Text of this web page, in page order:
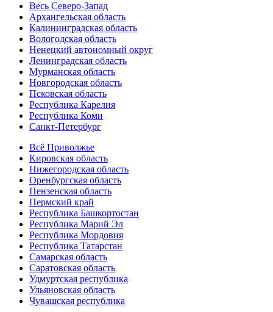
Весь Северо-Запад
Архангельская область
Калининградская область
Вологодская область
Ненецкий автономный округ
Ленинградская область
Мурманская область
Новгородская область
Псковская область
Республика Карелия
Республика Коми
Санкт-Петербург
Всё Приволжье
Кировская область
Нижегородская область
Оренбургская область
Пензенская область
Пермский край
Республика Башкортостан
Республика Марий Эл
Республика Мордовия
Республика Татарстан
Самарская область
Саратовская область
Удмуртская республика
Ульяновская область
Чувашская республика